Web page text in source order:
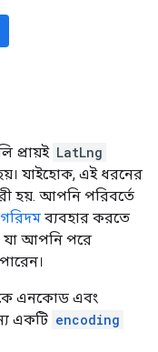
প্রায়ই LatLng
হয়। যাইহোক, এই ধরনের
হয়. আপনি পরিবর্তে
ব্যবহার করতে
যা আপনি পরে
এনকোড এবং
একটি encoding